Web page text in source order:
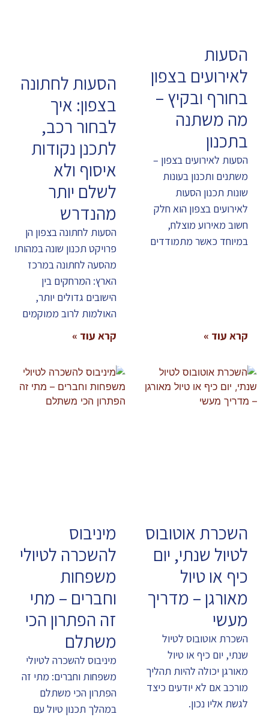
הסעות
לאירועים בצפון
בחורף ובקיץ –
מה משתנה
בתכנון
הסעות לאירועים בצפון –
משתנים ותכנון בעונות
שונות תכנון הסעות
לאירועים בצפון הוא חלק
חשוב מאירוע מוצלח,
במיוחד כאשר מתמודדים
קרא עוד »
הסעות לחתונה
בצפון: איך
לבחור רכב,
לתכנן נקודות
איסוף ולא
לשלם יותר
מהנדרש
הסעות לחתונה בצפון הן
פרויקט תכנון שונה במהותו
מהסעה לחתונה במרכז
הארץ: המרחקים בין
הישובים גדולים יותר,
האולמות לרוב ממוקמים
קרא עוד »
השכרת אוטובוס
לטיול שנתי, יום
כיף או טיול
מאורגן – מדריך
מעשי
השכרת אוטובוס לטיול
שנתי, יום כיף או טיול
מאורגן יכולה להיות תהליך
מורכב אם לא יודעים כיצד
לגשת אליו נכון.
מיניבוס
להשכרה לטיולי
משפחות
וחברים – מתי
זה הפתרון הכי
משתלם
מיניבוס להשכרה לטיולי
משפחות וחברים: מתי זה
הפתרון הכי משתלם
במהלך תכנון טיול עם